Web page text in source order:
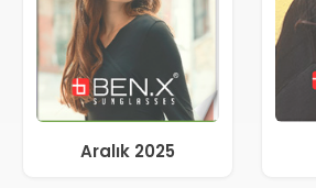
Aralık 2025